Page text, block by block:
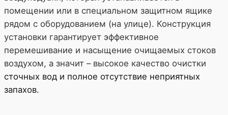
помещении или в специальном защитном ящике
рядом с оборудованием (на улице). Конструкция
установки гарантирует эффективное
перемешивание и насыщение очищаемых стоков
воздухом, а значит – высокое качество очистки
сточных вод и полное отсутствие неприятных
запахов.